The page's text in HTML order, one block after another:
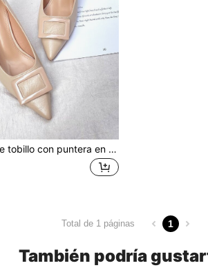
Tacones de tobillo con puntera en punta, decorados con perlas falsas y tacón grueso, tacones de aguja negros para fiesta con detalle de lazo y correa de tobillo de unicolor para mujer, tacones de gatito, elegantes
Total de 1 páginas 1
También podría